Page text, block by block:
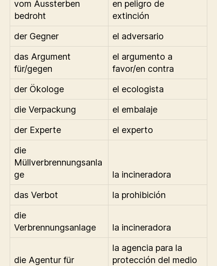
vom Aussterben
bedroht
en peligro de
extinción
der Gegner
el adversario
das Argument
für/gegen
el argumento a
favor/en contra
der Ökologe
el ecologista
die Verpackung
el embalaje
der Experte
el experto
die
Müllverbrennungsanla
ge
la incineradora
das Verbot
la prohibición
die
Verbrennungsanlage
la incineradora
die Agentur für
la agencia para la
protección del medio